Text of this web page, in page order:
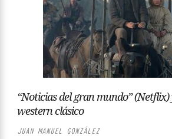
“Noticias del gran mundo”
western clásico
JUAN MANUEL GONZÁLEZ